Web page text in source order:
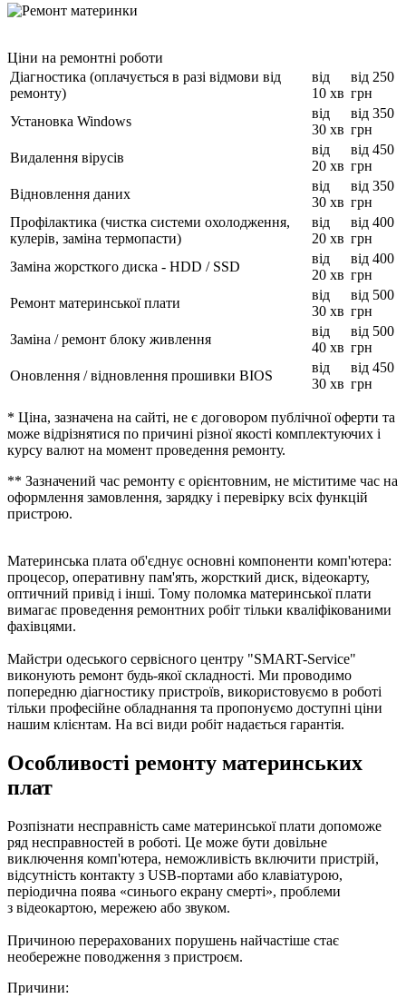
Ціни на ремонтні роботи
Діагностика (оплачується в разі відмови від
ремонту)
від
10 хв
від 250
грн
Установка Windows
від
30 хв
від 350
грн
Видалення вірусів
від
20 хв
від 450
грн
Відновлення даних
від
30 хв
від 350
грн
Профілактика (чистка системи охолодження,
кулерів, заміна термопасти)
від
20 хв
від 400
грн
Заміна жорсткого диска - HDD / SSD
від
20 хв
від 400
грн
Ремонт материнської плати
від
30 хв
від 500
грн
Заміна / ремонт блоку живлення
від
40 хв
від 500
грн
Оновлення / відновлення прошивки BIOS
від
30 хв
від 450
грн
* Ціна, зазначена на сайті, не є договором публічної оферти та
може відрізнятися по причині різної якості комплектуючих і
курсу валют на момент проведення ремонту.
** Зазначений час ремонту є орієнтовним, не міститиме час на
оформлення замовлення, зарядку і перевірку всіх функцій
пристрою.
Материнська плата об'єднує основні компоненти комп'ютера:
процесор, оперативну пам'ять, жорсткий диск, відеокарту,
оптичний привід і інші. Тому поломка материнської плати
вимагає проведення ремонтних робіт тільки кваліфікованими
фахівцями.
Майстри одеського сервісного центру "SMART-Service"
виконують ремонт будь-якої складності. Ми проводимо
попередню діагностику пристроїв, використовуємо в роботі
тільки професійне обладнання та пропонуємо доступні ціни
нашим клієнтам. На всі види робіт надається гарантія.
Особливості ремонту материнських
плат
Розпізнати несправність саме материнської плати допоможе
ряд несправностей в роботі. Це може бути довільне
виключення комп'ютера, неможливість включити пристрій,
відсутність контакту з USB-портами або клавіатурою,
періодична поява «синього екрану смерті», проблеми
з відеокартою, мережею або звуком.
Причиною перерахованих порушень найчастіше стає
необережне поводження з пристроєм.
Причини: